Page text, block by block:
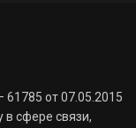
от 07.05.2015
сфере связи,